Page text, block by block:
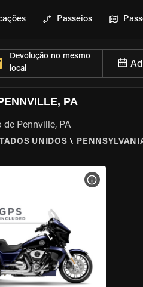
Passeios
Devolução no mesmo
local
PA
Pennville, PA
UNIDOS \
DA MOTO VER